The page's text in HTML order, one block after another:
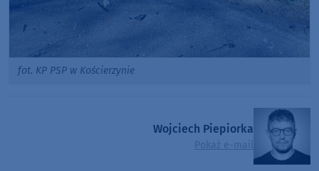
fot. KP PSP w Kościerzynie
Wojciech Piepiorka
Pokaż e-mail